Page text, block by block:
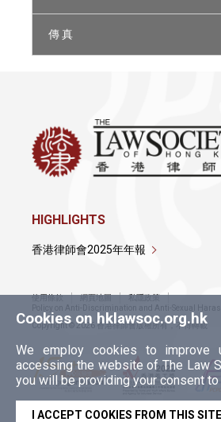
傳 真
Cookies on hklawsoc.org.hk
We employ cookies to improve
accessing the website of The Law
you will be providing your consent
I ACCEPT COOKIES FROM THIS SITE
HIGHLIGHTS
香港律師會2025年年報
使用條款 網頁地圖
私隱政策
Policy on Anti-Discrimination and Anti-Sexual
Copyright © 2026 香港律師會版權所有，不得轉載